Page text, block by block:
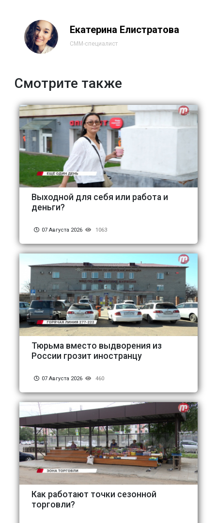
Екатерина Елистратова
СММ-специалист
Смотрите также
Выходной для себя или работа и
деньги?
07 Августа 2026 1063
Тюрьма вместо выдворения из
России грозит иностранцу
07 Августа 2026 460
Как работают точки сезонной
торговли?